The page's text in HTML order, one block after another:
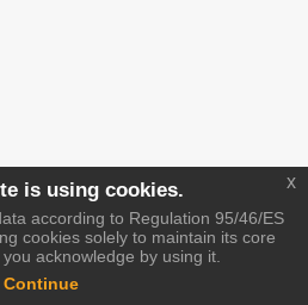
is using cookies.
according to Regulation 95/46/ES
cookies solely to maintain its core
acknowledge by using it.
Continue
x